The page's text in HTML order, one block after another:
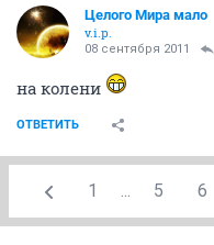
Целого Мира мало
v.i.p.
08 сентября 2011
на колени
ОТВЕТИТЬ
1 ... 5 6